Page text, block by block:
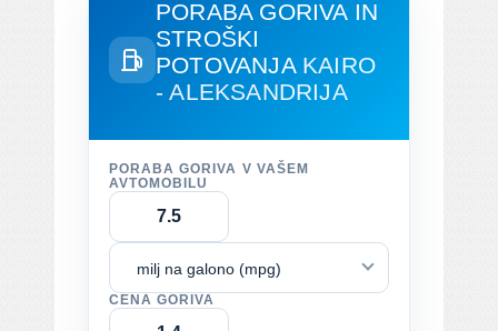
PORABA GORIVA IN
STROŠKI
POTOVANJA KAIRO
- ALEKSANDRIJA
PORABA GORIVA V VAŠEM
AVTOMOBILU
milj na galono (mpg)
CENA GORIVA